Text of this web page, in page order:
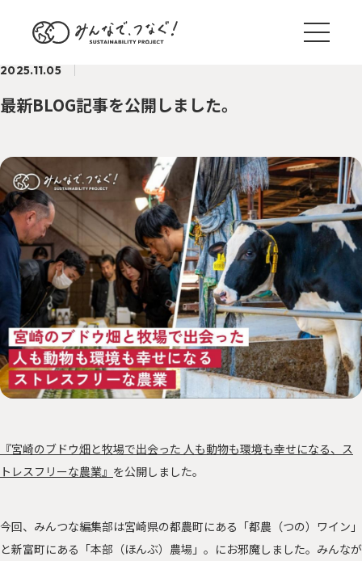
ブログ一覧
TREND サステナ国内外事例
ACTION 野村のサステナアクション
PEOPLE サステナに向き合う人々
OTHERS その他
森を、つなぐ 東京プロジェクト
2025.11.05
最新BLOG記事を公開しました。
『宮崎のブドウ畑と牧場で出会った 人も動物も環境も幸せになる、ス
トレスフリーな農業』 を公開しました。
今回、みんつな編集部は宮崎県の都農町にある「都農（つの）ワイン」
と新富町にある「本部（ほんぶ）農場」。にお邪魔しました。みんなが